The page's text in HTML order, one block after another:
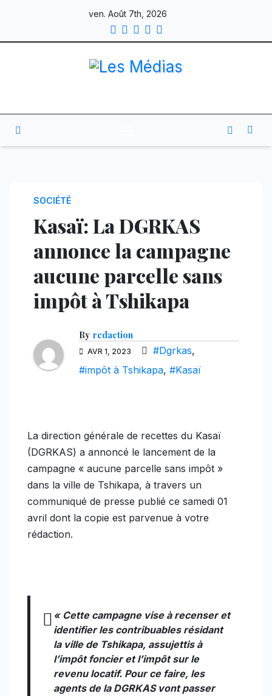
content
ven. Août 7th, 2026
SOCIÉTÉ
Kasaï: La DGRKAS
annonce la campagne
aucune parcelle sans
impôt à Tshikapa
By redaction
AVR 1, 2023 #Dgrkas,
#impôt à Tshikapa, #Kasaï
La direction générale de recettes du Kasaï
(DGRKAS) a annoncé le lancement de la
campagne « aucune parcelle sans impôt »
dans la ville de Tshikapa, à travers un
communiqué de presse publié ce samedi 01
avril dont la copie est parvenue à votre
rédaction.
« Cette campagne vise à recenser et
identifier les contribuables résidant
la ville de Tshikapa, assujettis à
l’impôt foncier et l’impôt sur le
revenu locatif. Pour ce faire, les
agents de la DGRKAS vont passer